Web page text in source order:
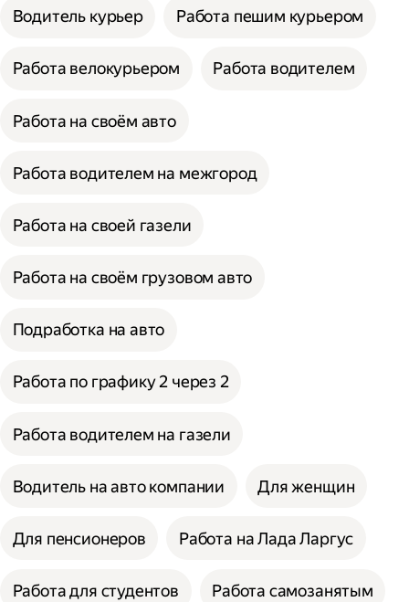
Водитель курьер Работа пешим курьером
Работа велокурьером Работа водителем
Работа на своём авто
Работа водителем на межгород
Работа на своей газели
Работа на своём грузовом авто
Подработка на авто
Работа по графику 2 через 2
Работа водителем на газели
Водитель на авто компании Для женщин
Для пенсионеров Работа на Лада Ларгус
Работа для студентов Работа самозанятым